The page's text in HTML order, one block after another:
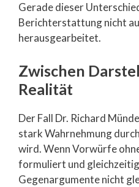
Gerade dieser
Berichterstattung nicht
herausgearbeitet.
Zwischen
Realität
Der Fall Dr. Richard
stark Wahrnehmung
wird. Wenn Vorwürfe
formuliert und
Gegenargumente nicht